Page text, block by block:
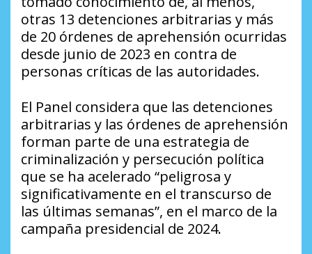
otras 13 detenciones arbitrarias y más
de 20 órdenes de aprehensión ocurridas
desde junio de 2023 en contra de
personas críticas de las autoridades.
El Panel considera que las detenciones
arbitrarias y las órdenes de aprehensión
forman parte de una estrategia de
criminalización y persecución política
que se ha acelerado “peligrosa y
significativamente en el transcurso de
las últimas semanas”, en el marco de la
campaña presidencial de 2024.